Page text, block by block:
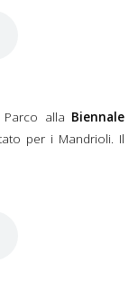
alla Biennale
per i Mandrioli. Il